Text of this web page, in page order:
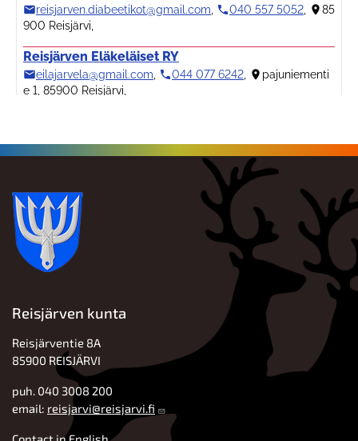
Reisjärven kunta
Reisjärventie 8A
85900 REISJÄRVI
puh. 040 3008 200
email: reisjarvi@reisjarvi.fi